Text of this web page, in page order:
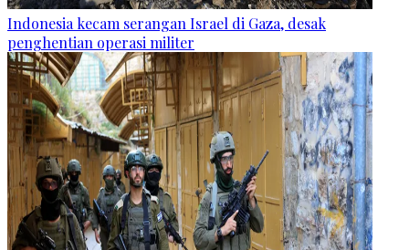
Indonesia kecam serangan Israel di Gaza, desak
penghentian operasi militer